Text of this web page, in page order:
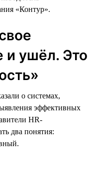
«Контур».
и ушёл. Это
о системах,
эффективных
HR-
два понятия: